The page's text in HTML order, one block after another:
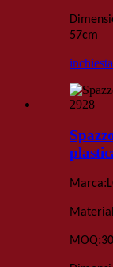
57cm
inchiesta
Marca:
MOQ: